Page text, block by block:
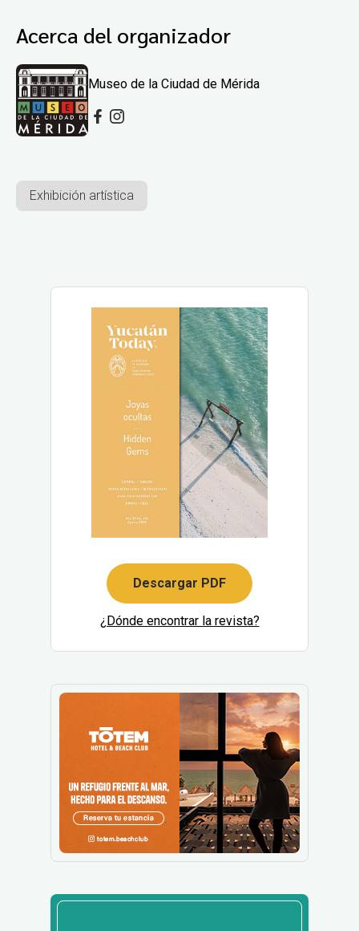
Acerca del organizador
Museo de la Ciudad de Mérida
Exhibición artística
Descargar PDF
¿Dónde encontrar la revista?